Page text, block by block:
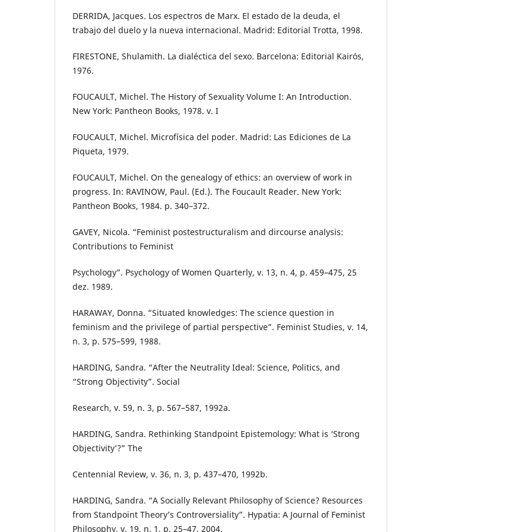
DERRIDA, Jacques. Los espectros de Marx. El estado de la deuda, el
trabajo del duelo y la nueva internacional. Madrid: Editorial Trotta, 1998.
FIRESTONE, Shulamith. La dialéctica del sexo. Barcelona: Editorial Kairós,
1976.
FOUCAULT, Michel. The History of Sexuality Volume I: An Introduction.
New York: Pantheon Books, 1978. v. I
FOUCAULT, Michel. Microfísica del poder. Madrid: Las Ediciones de La
Piqueta, 1979.
FOUCAULT, Michel. On the genealogy of ethics: an overview of work in
progress. In: RAVINOW, Paul. (Ed.). The Foucault Reader. New York:
Pantheon Books, 1984. p. 340–372.
GAVEY, Nicola. “Feminist postestructuralism and dircourse analysis:
Contributions to Feminist
Psychology”. Psychology of Women Quarterly, v. 13, n. 4, p. 459–475, 25
dez. 1989.
HARAWAY, Donna. “Situated knowledges: The science question in
feminism and the privilege of partial perspective”. Feminist Studies, v. 14,
n. 3, p. 575–599, 1988.
HARDING, Sandra. “After the Neutrality Ideal: Science, Politics, and
“Strong Objectivity”. Social
Research, v. 59, n. 3, p. 567–587, 1992a.
HARDING, Sandra. Rethinking Standpoint Epistemology: What is ‘Strong
Objectivity’?” The
Centennial Review, v. 36, n. 3, p. 437–470, 1992b.
HARDING, Sandra. “A Socially Relevant Philosophy of Science? Resources
from Standpoint Theory’s Controversiality”. Hypatia: A Journal of Feminist
Philosophy, v. 19, n. 1, p. 25–47, 2004.